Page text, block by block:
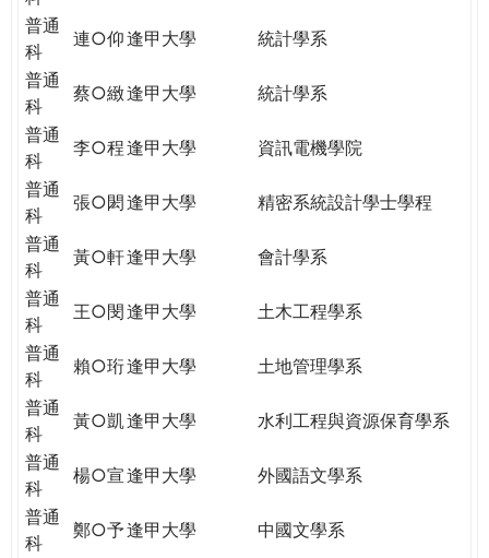
普通
科
連○仰逢甲大學
統計學系
普通
科
蔡○緻逢甲大學
統計學系
普通
科
李○程逢甲大學
資訊電機學院
普通
科
張○閎逢甲大學
精密系統設計學士學程
普通
科
黃○軒逢甲大學
會計學系
普通
科
王○閔逢甲大學
土木工程學系
普通
科
賴○珩逢甲大學
土地管理學系
普通
科
黃○凱逢甲大學
水利工程與資源保育學系
普通
科
楊○宣逢甲大學
外國語文學系
普通
科
鄭○予逢甲大學
中國文學系